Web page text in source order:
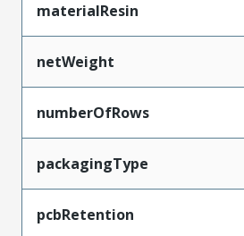
materialResin
netWeight
numberOfRows
packagingType
pcbRetention